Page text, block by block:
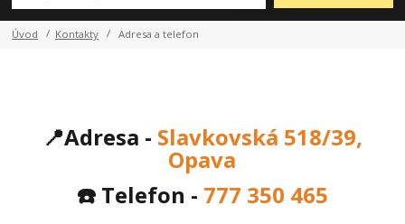
Úvod Kontakty Adresa a telefon
📍Adresa - Slavkovská 518/39,
Opava
☎️ Telefon - 777 350 465